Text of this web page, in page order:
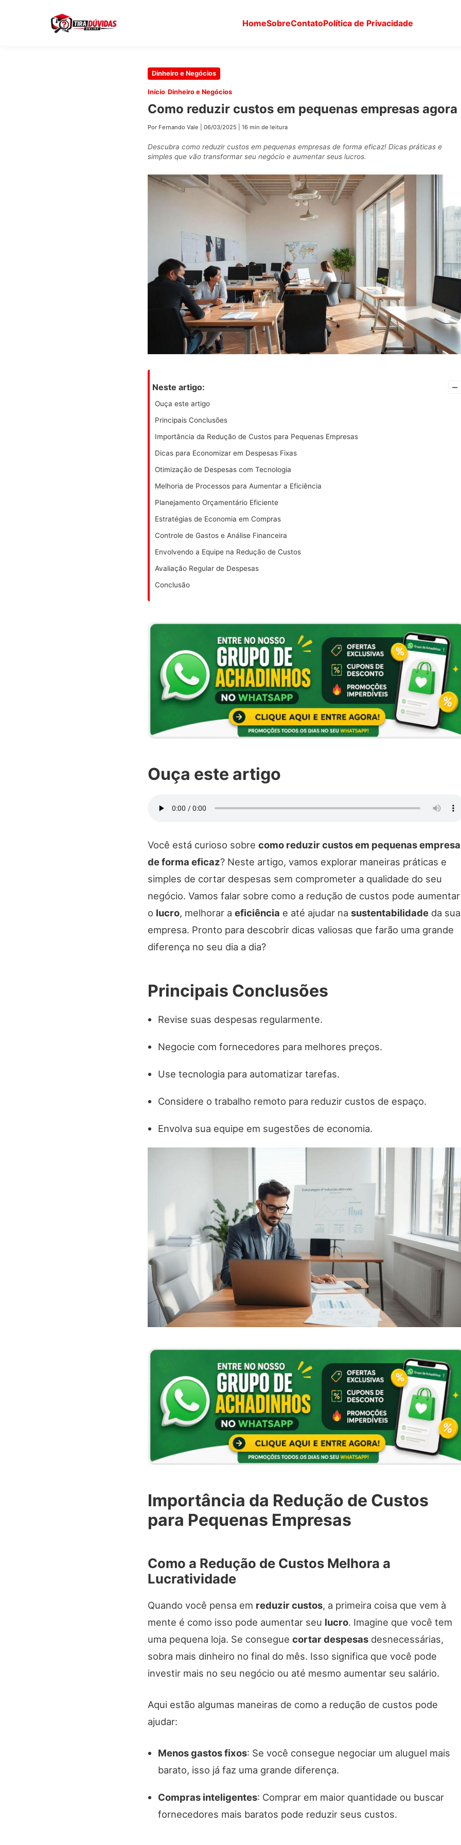
HomeSobreContatoPolítica de Privacidade
Dinheiro e Negócios
Início›Dinheiro e Negócios
Como reduzir custos em pequenas empresas agora
Por Fernando Vale 06/03/2025 16 min de leitura
Descubra como reduzir custos em pequenas empresas de forma eficaz! Dicas práticas e
simples que vão transformar seu negócio e aumentar seus lucros.
Neste artigo: –
Ouça este artigo
Principais Conclusões
Importância da Redução de Custos para Pequenas Empresas
Dicas para Economizar em Despesas Fixas
Otimização de Despesas com Tecnologia
Melhoria de Processos para Aumentar a Eficiência
Planejamento Orçamentário Eficiente
Estratégias de Economia em Compras
Controle de Gastos e Análise Financeira
Envolvendo a Equipe na Redução de Custos
Avaliação Regular de Despesas
Conclusão
Ouça este artigo
Você está curioso sobre como reduzir custos em pequenas
de forma eficaz? Neste artigo, vamos explorar maneiras práticas e
simples de cortar despesas sem comprometer a qualidade do seu
negócio. Vamos falar sobre como a redução de custos pode aumentar
o lucro, melhorar a eficiência e até ajudar na sustentabilidade da sua
empresa. Pronto para descobrir dicas valiosas que farão uma grande
diferença no seu dia a dia?
Principais Conclusões
Revise suas despesas regularmente.
Negocie com fornecedores para melhores preços.
Use tecnologia para automatizar tarefas.
Considere o trabalho remoto para reduzir custos de espaço.
Envolva sua equipe em sugestões de economia.
Importância da Redução de Custos
para Pequenas Empresas
Como a Redução de Custos Melhora a
Lucratividade
Quando você pensa em reduzir custos, a primeira coisa que vem à
mente é como isso pode aumentar seu lucro. Imagine que você tem
uma pequena loja. Se consegue cortar despesas desnecessárias,
sobra mais dinheiro no final do mês. Isso significa que você pode
investir mais no seu negócio ou até mesmo aumentar seu salário.
Aqui estão algumas maneiras de como a redução de custos pode
ajudar:
Menos gastos fixos: Se você consegue negociar um aluguel mais
barato, isso já faz uma grande diferença.
Compras inteligentes: Comprar em maior quantidade ou buscar
fornecedores mais baratos pode reduzir seus custos.